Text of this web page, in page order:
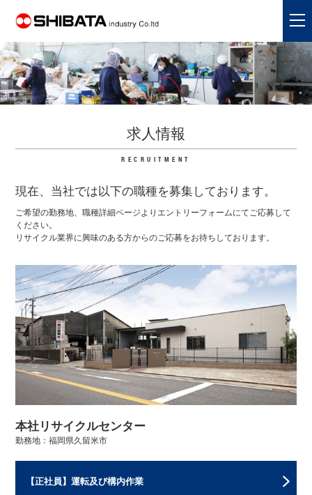
求人情報
RECRUITMENT
現在、当社では以下の職種を募集しております。
ご希望の勤務地、職種詳細ページよりエントリーフォームにてご応募して
ください。
リサイクル業界に興味のある方からのご応募をお待ちしております。
本社リサイクルセンター
勤務地：福岡県久留米市
【正社員】運転及び構内作業